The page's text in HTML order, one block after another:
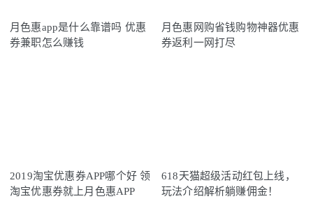
月色惠app是什么靠谱吗 优惠
券兼职怎么赚钱
月色惠网购省钱购物神器优惠
券返利一网打尽
2019淘宝优惠券APP哪个好 领
淘宝优惠券就上月色惠APP
618天猫超级活动红包上线，
玩法介绍解析躺赚佣金！